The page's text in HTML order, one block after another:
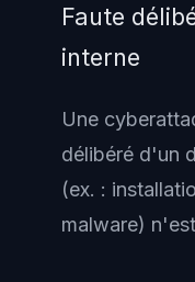
Faute
interne
Une
délibéré d'un
(ex. :
malware)